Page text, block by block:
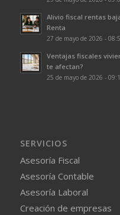
Alivio fiscal rentas
Renta
27 de mayo de 2026 -
Ventajas fiscales
te afectan?
25 de mayo de 2026 -
SERVICIOS
Asesoría Fiscal
Asesoría Contable
Asesoría Laboral
Creación de empresas